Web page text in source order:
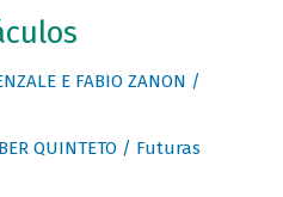
E FABIO ZANON /
QUINTETO / Futuras